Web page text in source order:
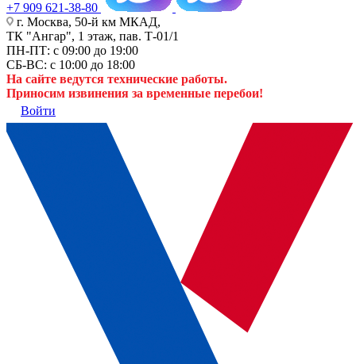
+7 909 621-38-80
г. Москва, 50-й км МКАД,
ТК "Ангар", 1 этаж, пав. Т-01/1
ПН-ПТ: с 09:00 до 19:00
СБ-ВС: с 10:00 до 18:00
На сайте ведутся технические работы.
Приносим извинения за временные перебои!
Войти